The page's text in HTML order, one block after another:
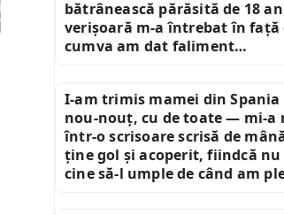
bătrânească părăsită de 18
verișoară m-a întrebat în față
cumva am dat faliment…
I-am trimis mamei din
nou-nouț, cu de toate — mi-a
într-o scrisoare scrisă de
ține gol și acoperit, fiindcă nu
cine să-l umple de când am